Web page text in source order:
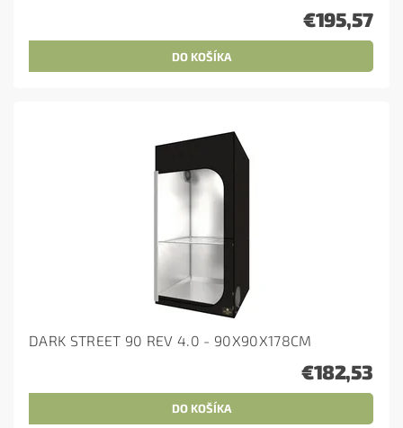
€195,57
DARK STREET 90 REV 4.0 - 90X90X178CM
€182,53